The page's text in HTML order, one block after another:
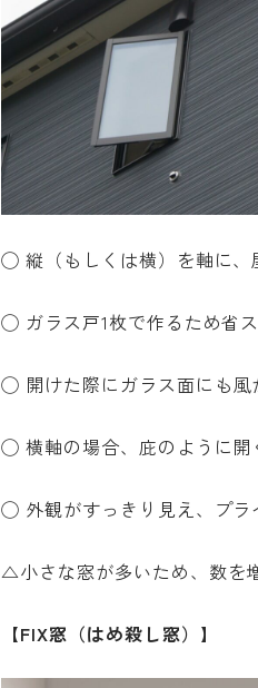
◯ 縦（もしくは横）を軸に、
◯ ガラス戸1枚で作るため省
◯ 開けた際にガラス面にも風
◯ 横軸の場合、庇のように開
◯ 外観がすっきり見え、プラ
△小さな窓が多いため、数を
【FIX窓（はめ殺し窓）】